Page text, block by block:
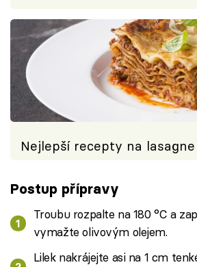
Nejlepší recepty na lasagne
Postup přípravy
Troubu rozpalte na 180 °C a
vymažte olivovým olejem.
Lilek nakrájejte asi na 1 cm